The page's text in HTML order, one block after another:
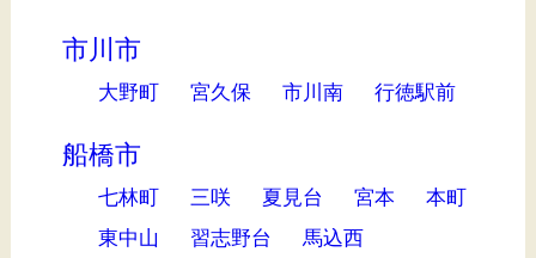
市川市
大野町 宮久保 市川南 行徳駅前
船橋市
七林町 三咲 夏見台 宮本
本町
東中山
習志野台 馬込西